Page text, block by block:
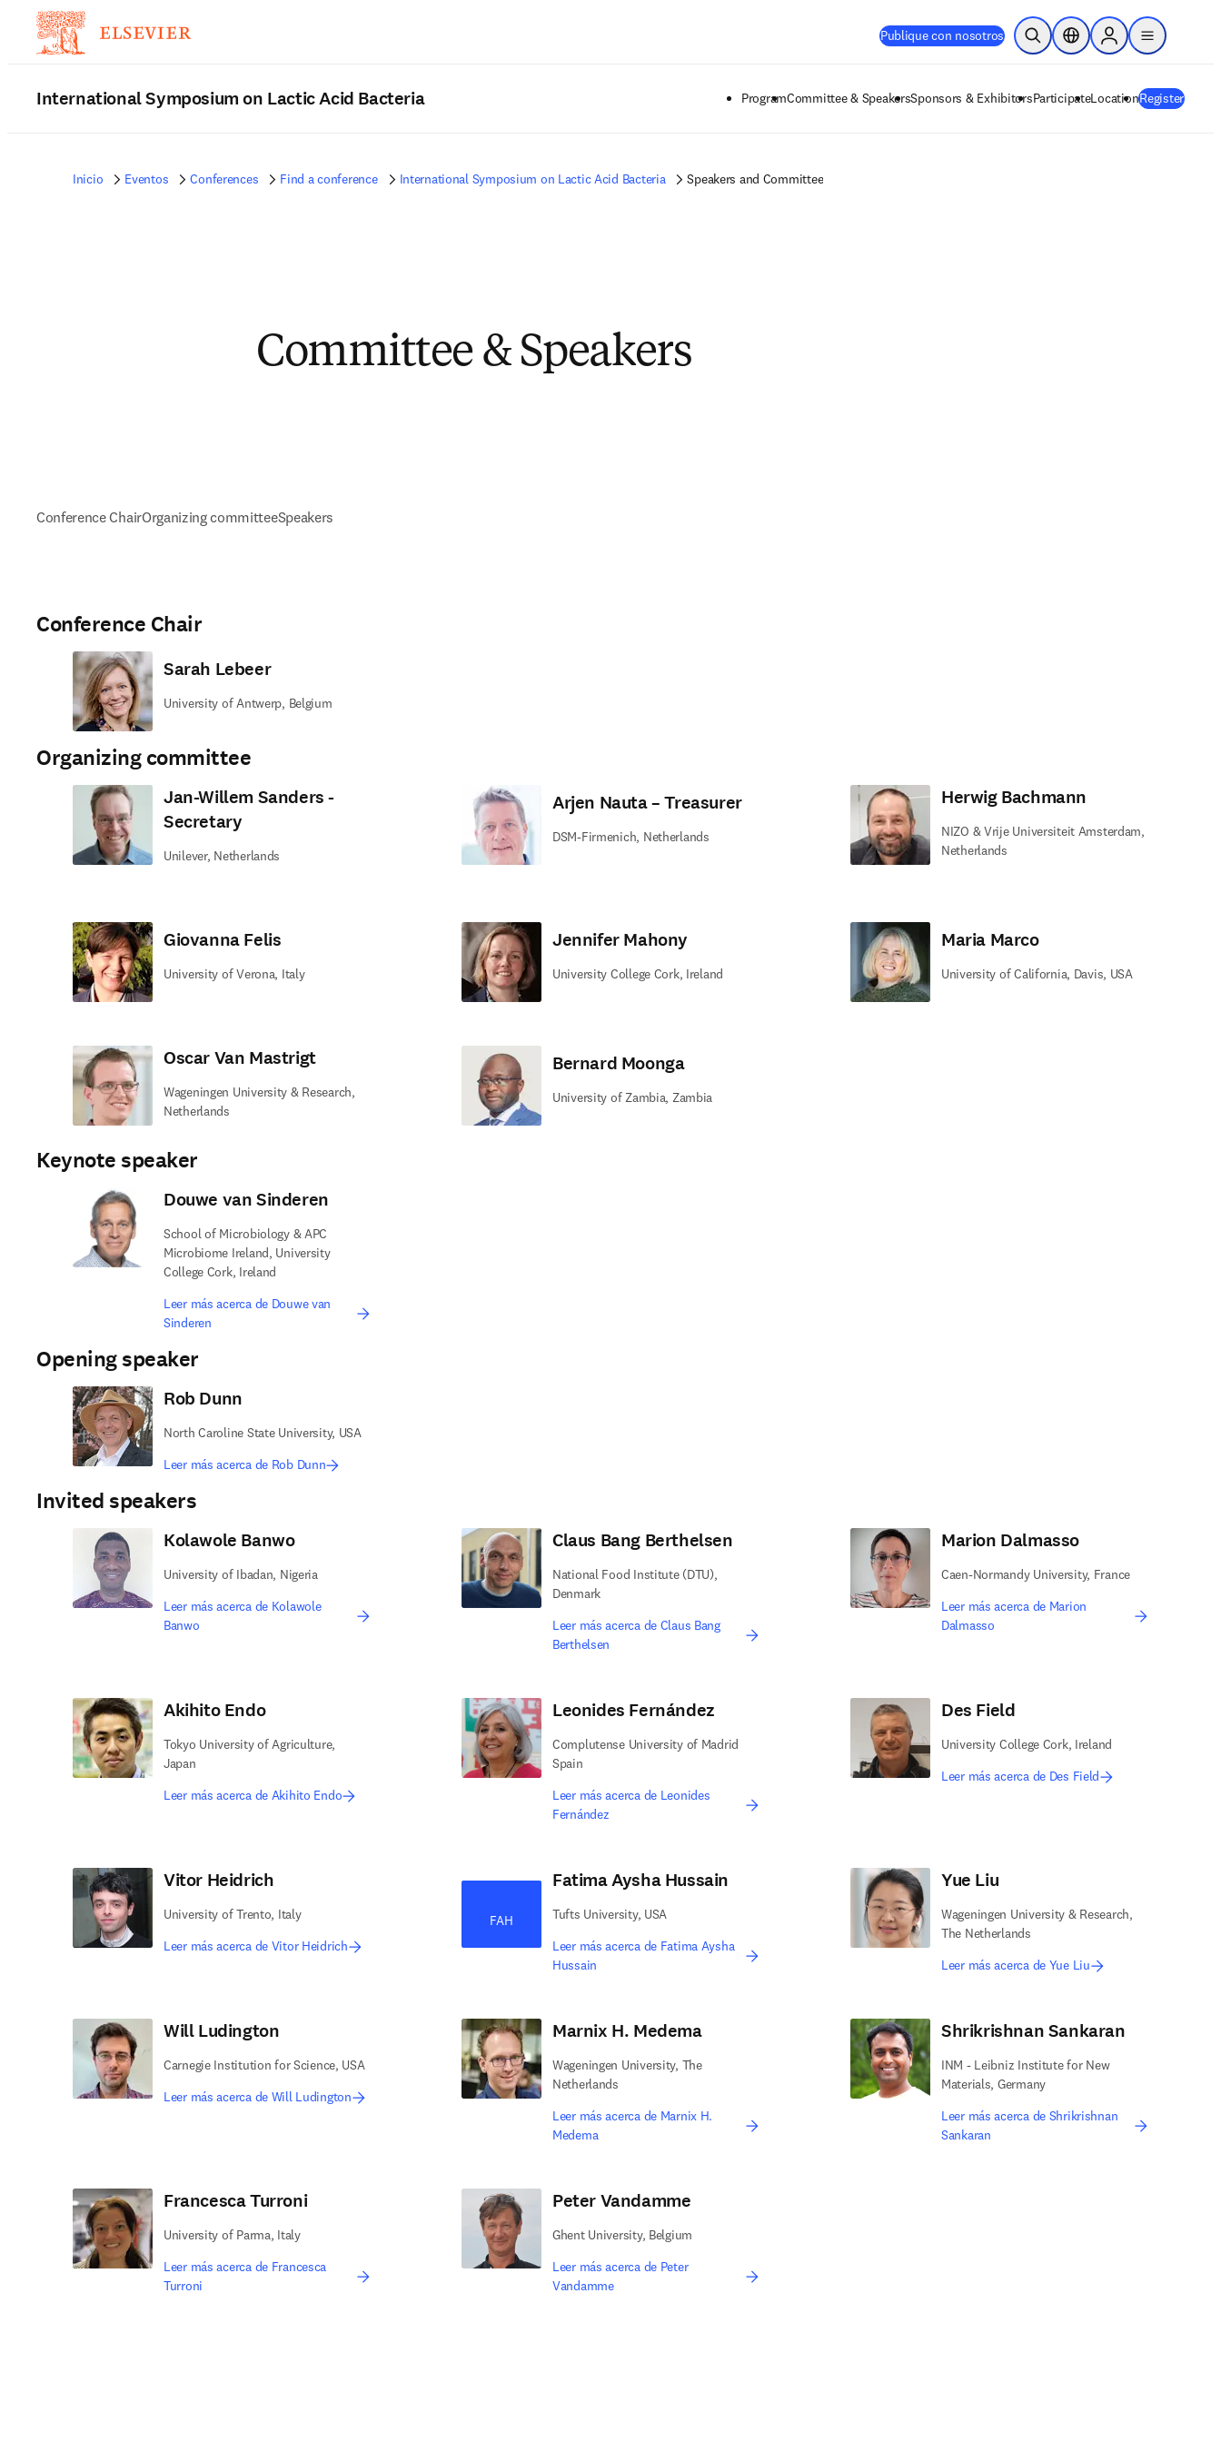
Publique con nosotros Abrir búsquedaSelector de ubicación
Sign in to products
menu
International Symposium on Lactic Acid Bacteria ProgramCommittee & SpeakersSponsors & ExhibitorsParticipateLocationRegister
Inicio Eventos Conferences Find a conference International Symposium on Lactic Acid Bacteria Speakers and Committee
Committee & Speakers
Conference ChairOrganizing committeeSpeakers
Conference Chair
Sarah Lebeer
University of Antwerp, Belgium
Organizing committee
Jan-Willem Sanders -
Secretary
Unilever, Netherlands
Arjen Nauta – Treasurer
DSM-Firmenich, Netherlands
Herwig Bachmann
NIZO & Vrije Universiteit Amsterdam,
Netherlands
Giovanna Felis
University of Verona, Italy
Jennifer Mahony
University College Cork, Ireland
Maria Marco
University of California, Davis, USA
Oscar Van Mastrigt
Wageningen University & Research,
Netherlands
Bernard Moonga
University of Zambia, Zambia
Keynote speaker
Douwe van Sinderen
School of Microbiology & APC
Microbiome Ireland, University
College Cork, Ireland
Leer más acerca de Douwe van
Sinderen
Opening speaker
Rob Dunn
North Caroline State University, USA
Leer más acerca de Rob Dunn
Invited speakers
Kolawole Banwo
University of Ibadan, Nigeria
Leer más acerca de Kolawole
Banwo
Claus Bang Berthelsen
National Food Institute (DTU),
Denmark
Leer más acerca de Claus Bang
Berthelsen
Marion Dalmasso
Caen-Normandy University, France
Leer más acerca de Marion
Dalmasso
Akihito Endo
Tokyo University of Agriculture,
Japan
Leer más acerca de Akihito Endo
Leonides Fernández
Complutense University of Madrid
Spain
Leer más acerca de Leonides
Fernández
Des Field
University College Cork, Ireland
Leer más acerca de Des Field
Vitor Heidrich
University of Trento, Italy
Leer más acerca de Vitor Heidrich
FAH
Fatima Aysha Hussain
Tufts University, USA
Leer más acerca de Fatima Aysha
Hussain
Yue Liu
Wageningen University & Research,
The Netherlands
Leer más acerca de Yue Liu
Will Ludington
Carnegie Institution for Science, USA
Leer más acerca de Will Ludington
Marnix H. Medema
Wageningen University, The
Netherlands
Leer más acerca de Marnix H.
Medema
Shrikrishnan Sankaran
INM - Leibniz Institute for New
Materials, Germany
Leer más acerca de Shrikrishnan
Sankaran
Francesca Turroni
University of Parma, Italy
Leer más acerca de Francesca
Turroni
Peter Vandamme
Ghent University, Belgium
Leer más acerca de Peter
Vandamme